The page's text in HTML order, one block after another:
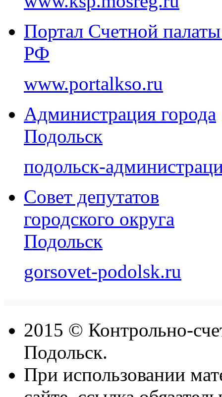
Портал Счетной
РФ
www.portalkso.ru
Администрация города
Подольск
подольск-
Совет депутатов
городского округа
Подольск
gorsovet-podolsk.ru
2015 © Контрольно-
Подольск.
При использовании